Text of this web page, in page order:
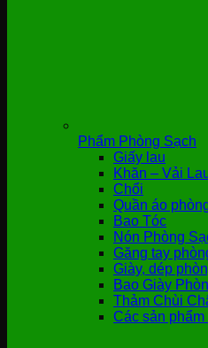
Phẩm Phòng Sạch
Giấy lau
Khăn – Vải
Chổi
Quần áo
Bao Tóc
Nón Phòng
Găng tay
Giày, dép
Bao Giày
Thảm Chùi
Các sản phẩm